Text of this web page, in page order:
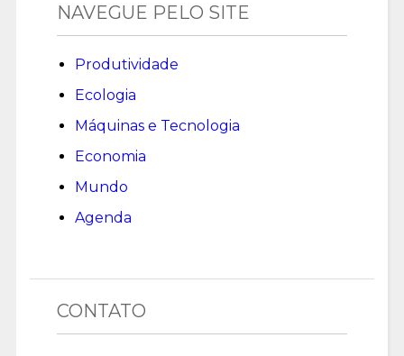
NAVEGUE PELO SITE
Produtividade
Ecologia
Máquinas e Tecnologia
Economia
Mundo
Agenda
CONTATO